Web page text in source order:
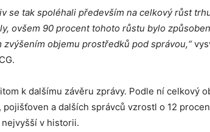
se tak spoléhali především na celkový růst
ovšem 90 procent tohoto růstu bylo
zvýšením objemu prostředků pod správou,“
k dalšímu závěru zprávy. Podle ní celkový
pojišťoven a dalších správců vzrostl o 12
nejvyšší v historii.